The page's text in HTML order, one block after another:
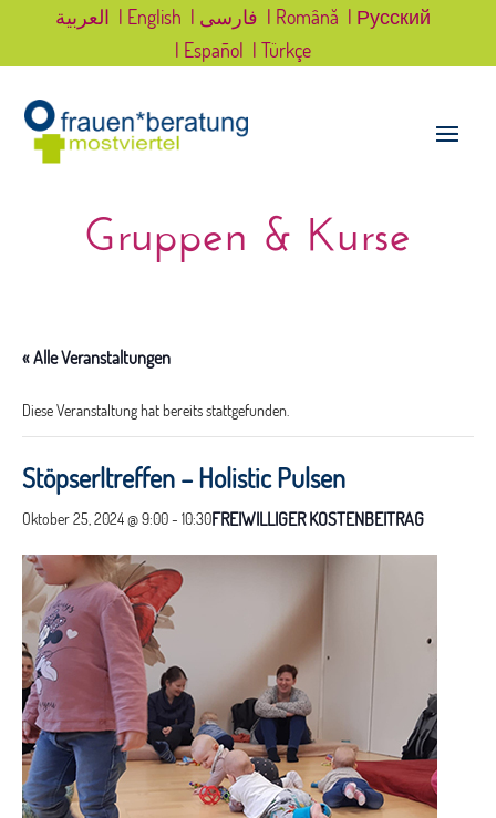
العربية | English | فارسی | Română | Русский
| Español | Türkçe
Gruppen & Kurse
« Alle Veranstaltungen
Diese Veranstaltung hat bereits stattgefunden.
Stöpserltreffen – Holistic Pulsen
Oktober 25, 2024 @ 9:00- 10:30FREIWILLIGER KOSTENBEITRAG